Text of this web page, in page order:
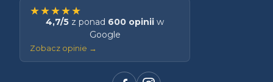
★★★★★
4,7/5 z ponad 600 opinii w
Google
Zobacz opinie →